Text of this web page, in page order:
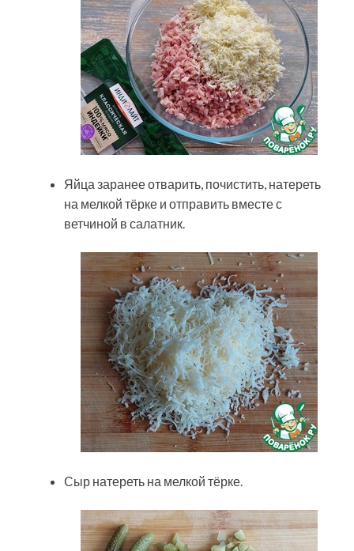
Яйца заранее отварить, почистить, натереть
на мелкой тёрке и отправить вместе с
ветчиной в салатник.
Сыр натереть на мелкой тёрке.